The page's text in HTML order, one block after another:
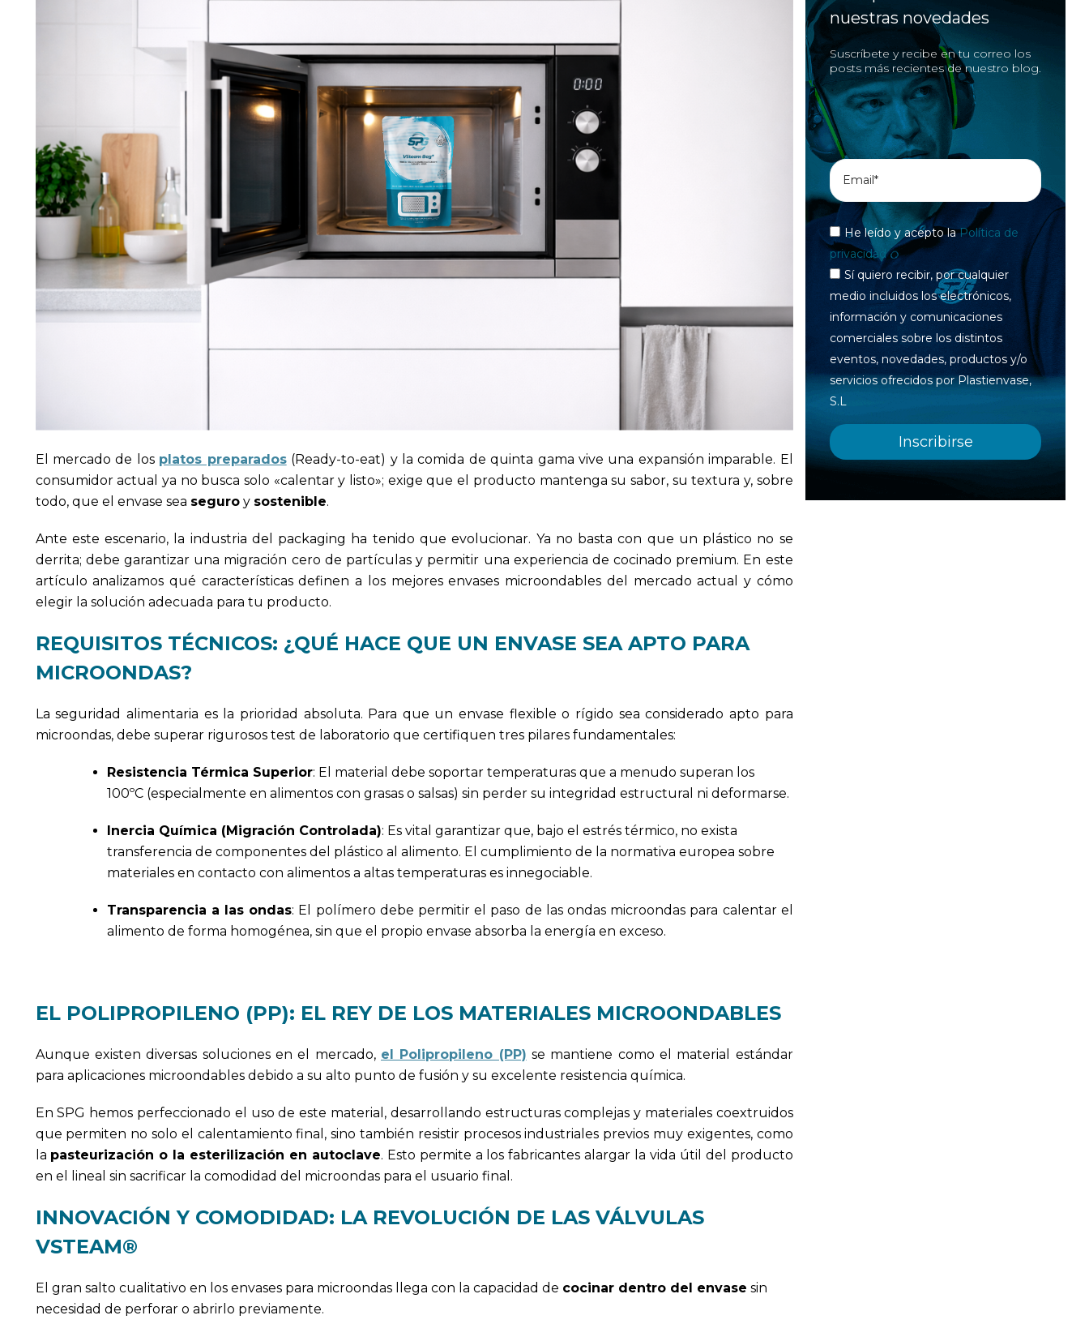
El mercado de los platos preparados(Ready-to-eat) y la comida de quinta gama vive una expansión imparable. El
consumidor actual ya no busca solo «calentar y listo»; exige que el producto mantenga su sabor, su textura y, sobre
todo, que el envase sea seguroy sostenible.
Ante este escenario, la industria del packaging ha tenido que evolucionar. Ya no basta con que un plástico no se
derrita; debe garantizar una migración cero de partículas y permitir una experiencia de cocinado premium. En este
artículo analizamos qué características definen a los mejores envases microondables del mercado actual y cómo
elegir la solución adecuada para tu producto.
REQUISITOS TÉCNICOS: ¿QUÉ HACE QUE UN ENVASE SEA APTO PARA
MICROONDAS?
La seguridad alimentaria es la prioridad absoluta. Para que un envase flexible o rígido sea considerado apto para
microondas, debe superar rigurosos test de laboratorio que certifiquen tres pilares fundamentales:
Resistencia Térmica Superior: El material debe soportar temperaturas que a menudo superan los
100ºC (especialmente en alimentos con grasas o salsas) sin perder su integridad estructural ni deformarse.
Inercia Química (Migración Controlada): Es vital garantizar que, bajo el estrés térmico, no exista
transferencia de componentes del plástico al alimento. El cumplimiento de la normativa europea sobre
materiales en contacto con alimentos a altas temperaturas es innegociable.
Transparencia a las ondas: El polímero debe permitir el paso de las ondas microondas para calentar el
alimento de forma homogénea, sin que el propio envase absorba la energía en exceso.
EL POLIPROPILENO (PP): EL REY DE LOS MATERIALES MICROONDABLES
Aunque existen diversas soluciones en el mercado, el Polipropileno (PP) se mantiene como el material estándar
para aplicaciones microondables debido a su alto punto de fusión y su excelente resistencia química.
En SPG hemos perfeccionado el uso de este material, desarrollando estructuras complejas y materiales coextruidos
que permiten no solo el calentamiento final, sino también resistir procesos industriales previos muy exigentes, como
la pasteurización o la esterilización en autoclave. Esto permite a los fabricantes alargar la vida útil del producto
en el lineal sin sacrificar la comodidad del microondas para el usuario final.
INNOVACIÓN Y COMODIDAD: LA REVOLUCIÓN DE LAS VÁLVULAS
VSTEAM®
El gran salto cualitativo en los envases para microondas llega con la capacidad de cocinar dentro del envase sin
necesidad de perforar o abrirlo previamente.
nuestras novedades
Suscríbete y recibe en tu correo los
posts más recientes de nuestro blog.
He leído y acepto laPolítica de
privacidad
Sí quiero recibir, por cualquier
medio incluidos los electrónicos,
información y comunicaciones
comerciales sobre los distintos
eventos, novedades, productos y/o
servicios ofrecidos por Plastienvase,
S.L